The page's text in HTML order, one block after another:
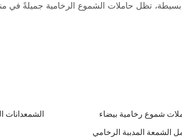
بسيطة، تظل حاملات الشموع الرخامية جميلةً في
شموع رخامية بيضاء الشمعدانات
الشمعة المدببة الرخامي